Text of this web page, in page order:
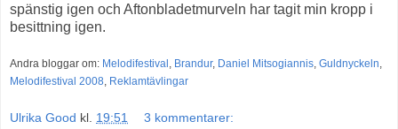
spänstig igen och Aftonbladetmurveln har tagit min kropp i
besittning igen.
Andra bloggar om: Melodifestival Brandur, Daniel Mitsogiannis Guldnyckeln
Melodifestival 2008 Reklamtävlingar
Ulrika Good kl. 19:51 3 kommentarer: